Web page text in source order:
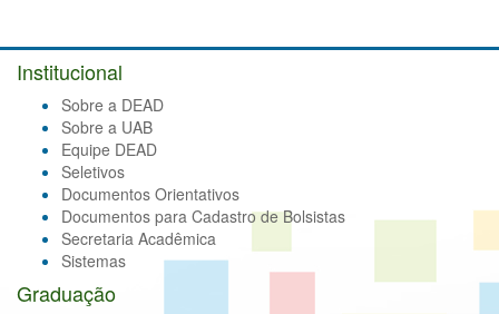
Institucional
Sobre a DEAD
Sobre a UAB
Equipe DEAD
Seletivos
Documentos Orientativos
Documentos para Cadastro de Bolsistas
Secretaria Acadêmica
Sistemas
Graduação